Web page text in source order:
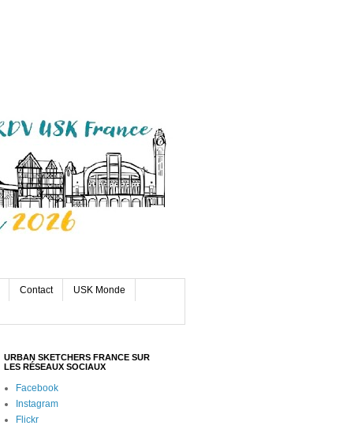
Contact USK Monde
URBAN SKETCHERS FRANCE SUR
LES RÉSEAUX SOCIAUX
Facebook
Instagram
Flickr